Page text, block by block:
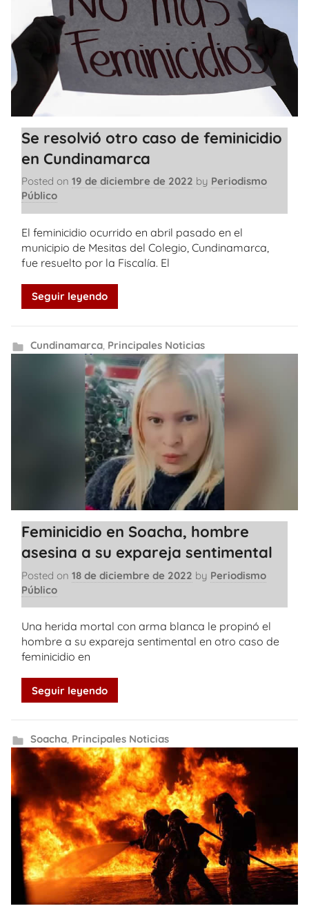
Se resolvió otro caso de feminicidio
en Cundinamarca
Posted on 19 de diciembre de 2022 by Periodismo
Público
El feminicidio ocurrido en abril pasado en el
municipio de Mesitas del Colegio, Cundinamarca,
fue resuelto por la Fiscalía. El
Seguir leyendo
Cundinamarca, Principales Noticias
Feminicidio en Soacha, hombre
asesina a su expareja sentimental
Posted on 18 de diciembre de 2022 by Periodismo
Público
Una herida mortal con arma blanca le propinó el
hombre a su expareja sentimental en otro caso de
feminicidio en
Seguir leyendo
Soacha, Principales Noticias